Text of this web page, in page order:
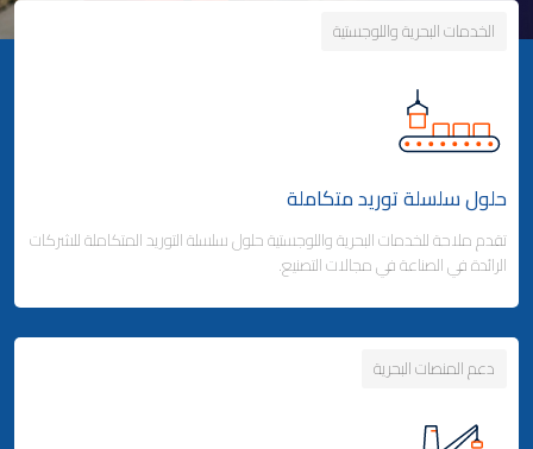
الخدمات البحرية واللوجستية
حلول سلسلة توريد متكاملة
تقدم ملاحة للخدمات البحرية واللوجستية حلول سلسلة التوريد المتكاملة للشركات
الرائدة في الصناعة في مجالات التصنيع.
حلول سلسلة توريد متكاملة
دعم المنصات البحرية